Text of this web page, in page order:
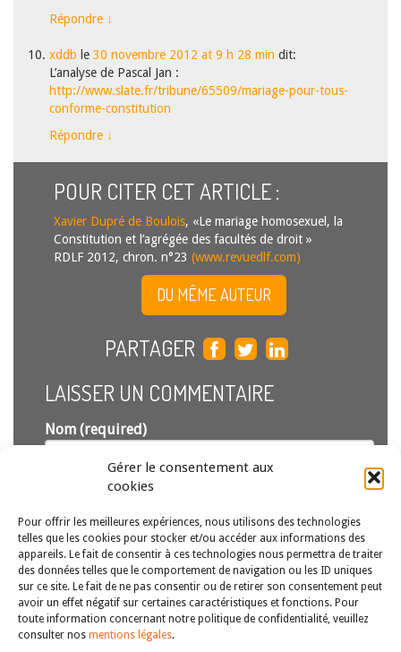
Gérer le consentement aux
cookies
Pour offrir les meilleures expériences, nous utilisons des technologies
telles que les cookies pour stocker et/ou accéder aux informations des
appareils. Le fait de consentir à ces technologies nous permettra de traiter
des données telles que le comportement de navigation ou les ID uniques
sur ce site. Le fait de ne pas consentir ou de retirer son consentement peut
avoir un effet négatif sur certaines caractéristiques et fonctions. Pour
toute information concernant notre politique de confidentialité, veuillez
consulter nos mentions légales.
Répondre ↓
xddb le 30 novembre 2012 at 9 h 28 min dit:
L’analyse de Pascal Jan :
http://www.slate.fr/tribune/65509/mariage-pour-tous-
conforme-constitution
Répondre ↓
POUR CITER CET ARTICLE :
Xavier Dupré de Boulois, «Le mariage homosexuel, la
Constitution et l’agrégée des facultés de droit »
RDLF 2012, chron. n°23 (www.revuedlf.com)
DU MÊME AUTEUR
PARTAGER
LAISSER UN COMMENTAIRE
Nom (required)
Email (required)